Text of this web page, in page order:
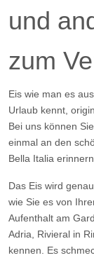
und
zum
Eis wie man es
Urlaub kennt,
Bei uns können
einmal an den
Bella Italia
Das Eis wird
wie Sie es von
Aufenthalt am
Adria, Rivieral in
kennen. Es